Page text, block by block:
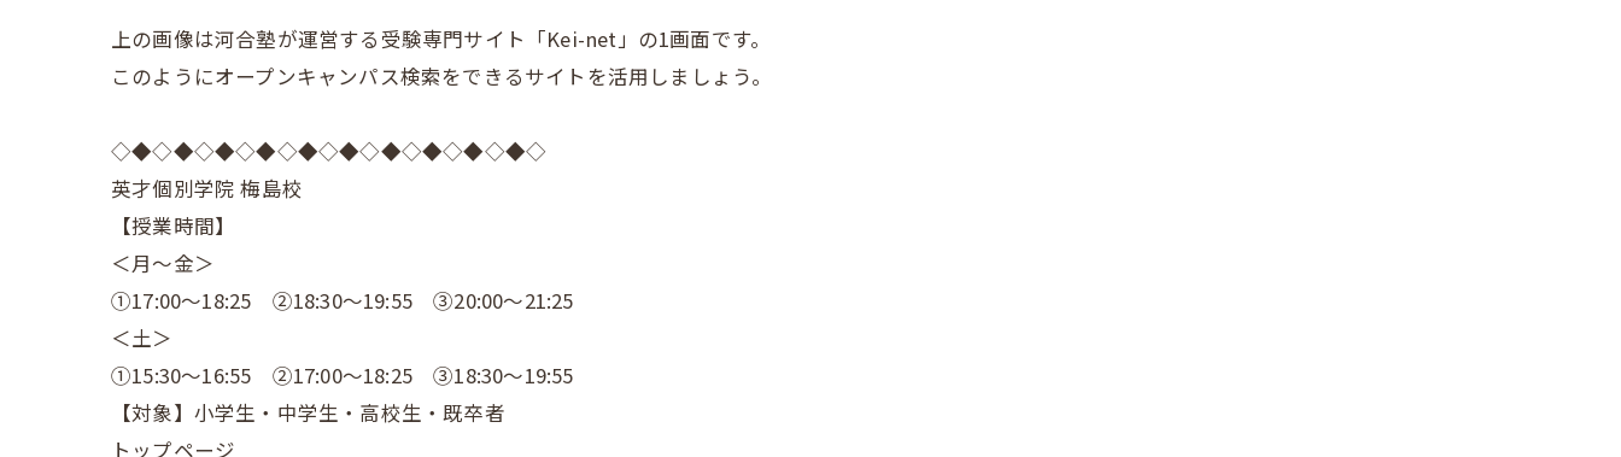
上の画像は河合塾が運営する受験専門サイト「Kei-net」の1画面です。
このようにオープンキャンパス検索をできるサイトを活用しましょう。
◇◆◇◆◇◆◇◆◇◆◇◆◇◆◇◆◇◆◇◆◇
英才個別学院 梅島校
【授業時間】
＜月～金＞
①17:00～18:25 ②18:30～19:55 ③20:00～21:25
＜土＞
①15:30～16:55 ②17:00～18:25 ③18:30～19:55
【対象】小学生・中学生・高校生・既卒者
トップページ